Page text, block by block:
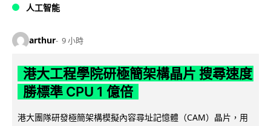
人工智能
arthur 9 小時
港大工程學院研極簡架構晶片 搜尋速度
勝標準 CPU 1 億倍
港大團隊研發極簡架構模擬內容尋址記憶體（CAM）晶片，用